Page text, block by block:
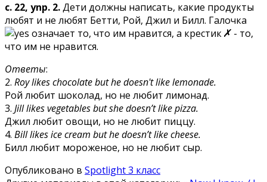
c. 22, ynp. 2.Дети должны написать, какие продукты
любят и не любят Бетти, Рой, Джил и Билл. Галочка
означает то, что им нравится, а крестик
- то,
что им не нравится.
Ответы:
2. Roy likes chocolate but he doesn't like lemonade.
Рой любит шоколад, но не любит лимонад.
3. Jill likes vegetables but she doesn’t like pizza.
Джил любит овощи, но не любит пиццу.
4. Bill likes ice cream but he doesn’t like cheese.
Билл любит мороженое, но не любит сыр.
Опубликовано в Spotlight 3 класс